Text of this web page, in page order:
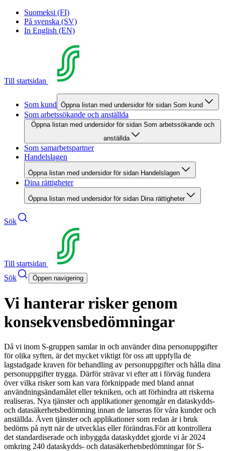
Suomeksi (FI)
På svenska (SV)
In English (EN)
Till startsidan
Som kund Öppna listan med undersidor för sidan Som kund
Som arbetssökande och anställda
Öppna listan med undersidor för sidan Som arbetssökande och
anställda
Som samarbetspartner
Handelslagen
Öppna listan med undersidor för sidan Handelslagen
Dina rättigheter
Öppna listan med undersidor för sidan Dina rättigheter
Sök
Till startsidan
Sök
Öppen navigering
Vi hanterar risker genom
konsekvensbedömningar
Då vi inom S-gruppen samlar in och använder dina personuppgifter
för olika syften, är det mycket viktigt för oss att uppfylla de
lagstadgade kraven för behandling av personuppgifter och hålla dina
personuppgifter trygga. Därför strävar vi efter att i förväg fundera
över vilka risker som kan vara förknippade med bland annat
användningsändamålet eller tekniken, och att förhindra att riskerna
realiseras. Nya tjänster och applikationer genomgår en dataskydds-
och datasäkerhetsbedömning innan de lanseras för våra kunder och
anställda. Även tjänster och applikationer som redan är i bruk
bedöms på nytt när de utvecklas eller förändras.För att kontrollera
det standardiserade och inbyggda dataskyddet gjorde vi år 2024
omkring 240 dataskydds- och datasäkerhetsbedömningar för S-